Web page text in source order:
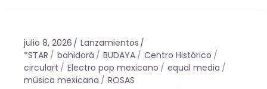
julio 8, 2026
Lanzamientos
*STAR
bahidorá BUDAYA
Centro Histórico
circulart
Electro pop mexicano
equal media
música mexicana
ROSAS